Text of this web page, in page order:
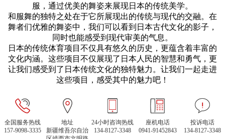
服，通过优美的舞姿来展现日本的传统美学。
和服舞的独特之处在于它所展现出的传统与现代的交融。在
舞者们优雅的舞姿中，我们可以看到日本古代文化的影子，
同时也能感受到现代审美的气息。
日本的传统体育项目不仅具有悠久的历史，更蕴含着丰富的
文化内涵。这些项目不仅展现了日本人民的智慧和勇气，更
让我们感受到了日本传统文化的独特魅力。让我们一起走进
这些项目，感受其中的魅力吧！
全国服务热线
157-9098-3335
地址
新疆维吾尔自治
24小时咨询热线
134-8127-3348
座机电话
0941-91452843
投诉电话
134-8127-3348